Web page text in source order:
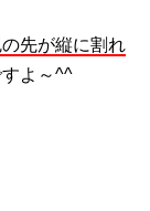
先が縦に割れ
すよ～^^